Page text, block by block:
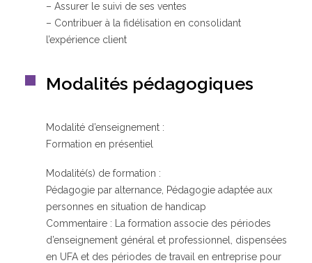
– Assurer le suivi de ses ventes
– Contribuer à la fidélisation en consolidant
l’expérience client
Modalités pédagogiques
Modalité d’enseignement :
Formation en présentiel
Modalité(s) de formation :
Pédagogie par alternance, Pédagogie adaptée aux
personnes en situation de handicap
Commentaire : La formation associe des périodes
d’enseignement général et professionnel, dispensées
en UFA et des périodes de travail en entreprise pour